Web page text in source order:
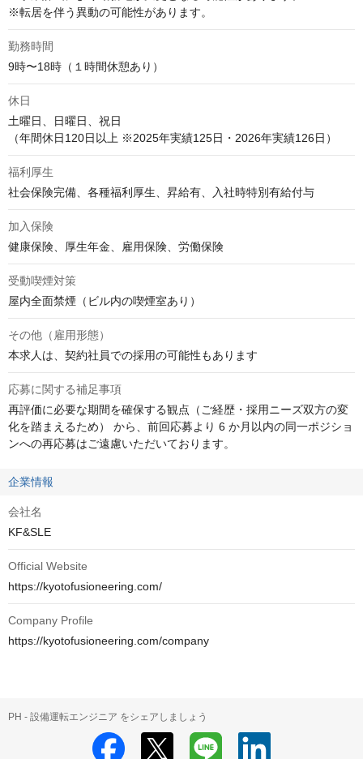
※転居を伴う異動の可能性があります。
勤務時間
9時〜18時（１時間休憩あり）
休日
土曜日、日曜日、祝日
（年間休日120日以上 ※2025年実績125日・2026年実績126日）
福利厚生
社会保険完備、各種福利厚生、昇給有、入社時特別有給付与
加入保険
健康保険、厚生年金、雇用保険、労働保険
受動喫煙対策
屋内全面禁煙（ビル内の喫煙室あり）
その他（雇用形態）
本求人は、契約社員での採用の可能性もあります
応募に関する補足事項
再評価に必要な期間を確保する観点（ご経歴・採用ニーズ双方の変
化を踏まえるため） から、前回応募より 6 か月以内の同一ポジショ
ンへの再応募はご遠慮いただいております。
企業情報
会社名
KF&SLE
Official Website
https://kyotofusioneering.com/
Company Profile
https://kyotofusioneering.com/company
PH - 設備運転エンジニア をシェアしましょう